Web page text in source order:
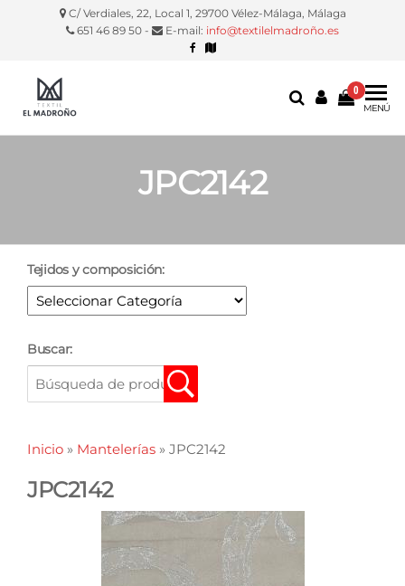
C/ Verdiales, 22, Local 1, 29700 Vélez-Málaga, Málaga
651 46 89 50 -
E-mail: info@textilelmadroño.es
Madroño
silla, etc.
0
MENÚ
JPC2142
Tejidos y composición:
Buscar:
Inicio » Mantelerías » JPC2142
JPC2142